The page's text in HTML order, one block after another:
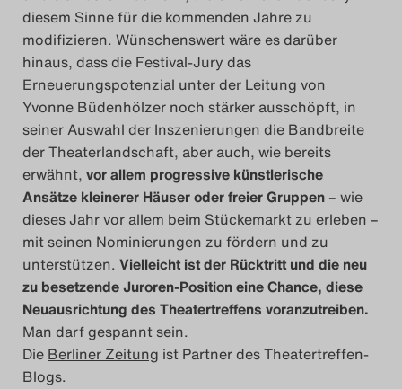
diesem Sinne für die kommenden Jahre zu
modifizieren. Wünschenswert wäre es darüber
hinaus, dass die Festival-Jury das
Erneuerungspotenzial unter der Leitung von
Yvonne Büdenhölzer noch stärker ausschöpft, in
seiner Auswahl der Inszenierungen die Bandbreite
der Theaterlandschaft, aber auch, wie bereits
erwähnt, vor allem progressive künstlerische
Ansätze kleinerer Häuser oder freier Gruppen– wie
dieses Jahr vor allem beim Stückemarkt zu erleben –
mit seinen Nominierungen zu fördern und zu
unterstützen. Vielleicht ist der Rücktritt und die neu
zu besetzende Juroren-Position eine Chance, diese
Neuausrichtung des Theatertreffens voranzutreiben.
Man darf gespannt sein.
Die Berliner Zeitung ist Partner des Theatertreffen-
Blogs.